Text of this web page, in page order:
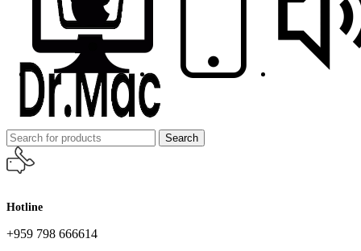
Search
Hotline
+959 798 666614